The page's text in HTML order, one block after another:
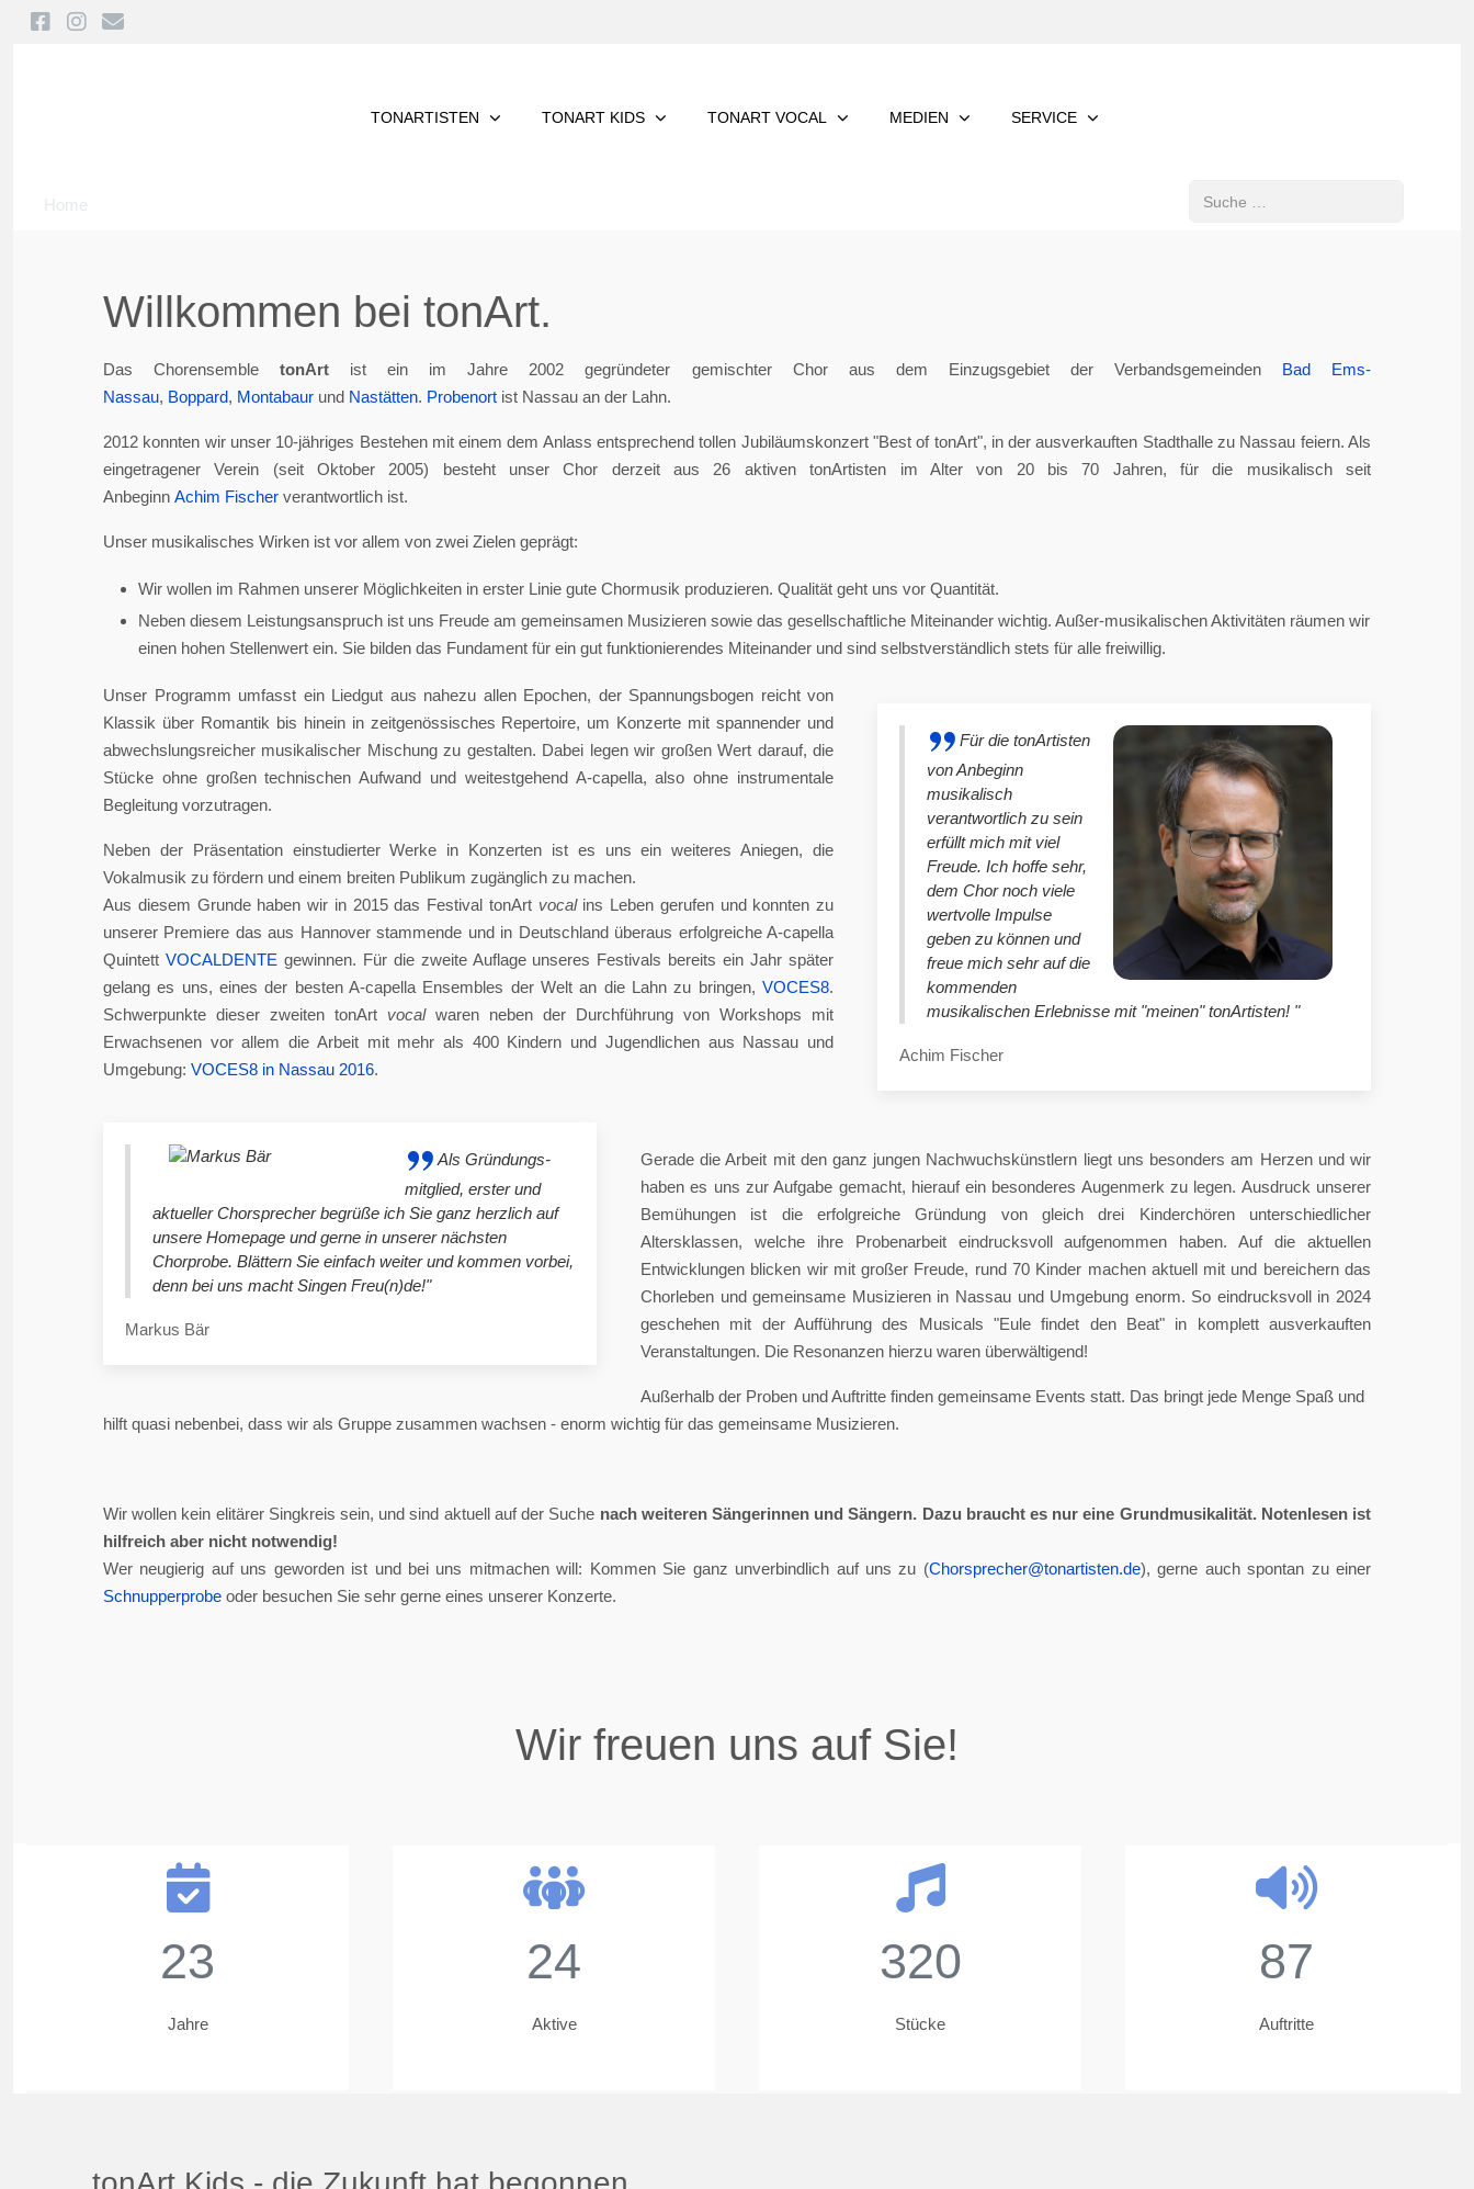
TONARTISTEN TONART KIDS TONART VOCAL MEDIEN SERVICE
Home
Suchen
Willkommen bei tonArt.
Das ChorensembletonArt ist ein im Jahre 2002 gegründeter gemischter Chor aus dem Einzugsgebiet der Verbandsgemeinden Bad Ems-
Nassau, Boppard, Montabaur und Nastätten. Probenort ist Nassau an der Lahn.
2012 konnten wir unser 10-jähriges Bestehen mit einem dem Anlass entsprechend tollen Jubiläumskonzert "Best of tonArt", in der ausverkauften Stadthalle zu Nassau feiern. Als
eingetragener Verein (seit Oktober 2005) besteht unser Chor derzeit aus 26 aktiven tonArtisten im Alter von 20 bis 70 Jahren, für die musikalisch seit
Anbeginn Achim Fischer verantwortlich ist.
Unser musikalisches Wirken ist vor allem von zwei Zielen geprägt:
Wir wollen im Rahmen unserer Möglichkeiten in erster Linie gute Chormusik produzieren. Qualität geht uns vor Quantität.
Neben diesem Leistungsanspruch ist uns Freude am gemeinsamen Musizieren sowie das gesellschaftliche Miteinander wichtig. Außer-musikalischen Aktivitäten räumen wir
einen hohen Stellenwert ein. Sie bilden das Fundament für ein gut funktionierendes Miteinander und sind selbstverständlich stets für alle freiwillig.
Für die tonArtisten
von Anbeginn
musikalisch
verantwortlich zu sein
erfüllt mich mit viel
Freude. Ich hoffe sehr,
dem Chor noch viele
wertvolle Impulse
geben zu können und
freue mich sehr auf die
kommenden
musikalischen Erlebnisse mit "meinen" tonArtisten! "
Achim Fischer
Unser Programm umfasst ein Liedgut aus nahezu allen Epochen, der Spannungsbogen reicht von
Klassik über Romantik bis hinein in zeitgenössisches Repertoire, um Konzerte mit spannender und
abwechslungsreicher musikalischer Mischung zu gestalten. Dabei legen wir großen Wert darauf, die
Stücke ohne großen technischen Aufwand und weitestgehend A-capella, also ohne instrumentale
Begleitung vorzutragen.
Neben der Präsentation einstudierter Werke in Konzerten ist es uns ein weiteres Aniegen, die
Vokalmusik zu fördern und einem breiten Publikum zugänglich zu machen.
Aus diesem Grunde haben wir in 2015 das Festival tonArt vocal ins Leben gerufen und konnten zu
unserer Premiere das aus Hannover stammende und in Deutschland überaus erfolgreiche A-capella
Quintett VOCALDENTE gewinnen. Für die zweite Auflage unseres Festivals bereits ein Jahr später
gelang es uns, eines der besten A-capella Ensembles der Welt an die Lahn zu bringen, VOCES8.
Schwerpunkte dieser zweiten tonArt vocalwaren neben der Durchführung von Workshops mit
Erwachsenen vor allem die Arbeit mit mehr als 400 Kindern und Jugendlichen aus Nassau und
Umgebung: VOCES8 in Nassau 2016.
Als Gründungs-
mitglied, erster und
aktueller Chorsprecher begrüße ich Sie ganz herzlich auf
unsere Homepage und gerne in unserer nächsten
Chorprobe. Blättern Sie einfach weiter und kommen vorbei,
denn bei uns macht Singen Freu(n)de!"
Markus Bär
Gerade die Arbeit mit den ganz jungen Nachwuchskünstlern liegt uns besonders am Herzen und wir
haben es uns zur Aufgabe gemacht, hierauf ein besonderes Augenmerk zu legen. Ausdruck unserer
Bemühungen ist die erfolgreiche Gründung von gleich drei Kinderchören unterschiedlicher
Altersklassen, welche ihre Probenarbeit eindrucksvoll aufgenommen haben. Auf die aktuellen
Entwicklungen blicken wir mit großer Freude, rund 70 Kinder machen aktuell mit und bereichern das
Chorleben und gemeinsame Musizieren in Nassau und Umgebung enorm. So eindrucksvoll in 2024
geschehen mit der Aufführung des Musicals "Eule findet den Beat" in komplett ausverkauften
Veranstaltungen. Die Resonanzen hierzu waren überwältigend!
Außerhalb der Proben und Auftritte finden gemeinsame Events statt. Das bringt jede Menge Spaß und
hilft quasi nebenbei, dass wir als Gruppe zusammen wachsen - enorm wichtig für das gemeinsame Musizieren.
Wir wollen kein elitärer Singkreis sein, und sind aktuell auf der Suche nach weiteren Sängerinnen und Sängern. Dazu braucht es nur eine Grundmusikalität. Notenlesen ist
hilfreich aber nicht notwendig!
Wer neugierig auf uns geworden ist und bei uns mitmachen will: Kommen Sie ganz unverbindlich auf uns zu (Chorsprecher@tonartisten.de), gerne auch spontan zu einer
Schnupperprobe oder besuchen Sie sehr gerne eines unserer Konzerte.
Wir freuen uns auf Sie!
23
Jahre
24
Aktive
320
Stücke
87
Auftritte